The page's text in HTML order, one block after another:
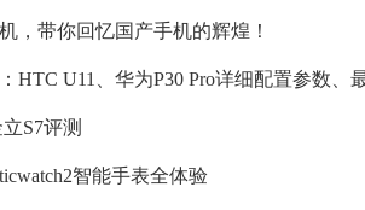
，带你回忆国产手机的辉煌！
HTC U11、华为P30 Pro详细配置参数、
S7评测
智能手表全体验